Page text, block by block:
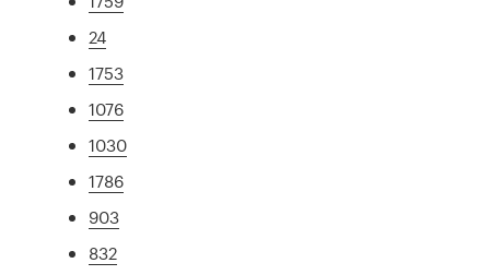
24
1753
1076
1030
1786
903
832